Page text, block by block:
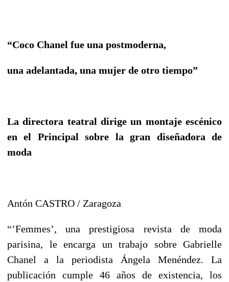
“Coco Chanel fue una postmoderna,
una adelantada, una mujer de otro tiempo”
La directora teatral dirige un montaje escénico
en el Principal sobre la gran diseñadora de
moda
Antón CASTRO / Zaragoza
“’Femmes’, una prestigiosa revista de moda
parisina, le encarga un trabajo sobre Gabrielle
Chanel a la periodista Ángela Menéndez. La
publicación cumple 46 años de existencia, los